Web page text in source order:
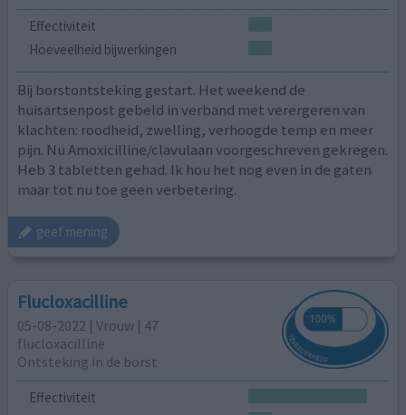
Effectiviteit
Hoeveelheid bijwerkingen
Bij borstontsteking gestart. Het weekend de
huisartsenpost gebeld in verband met verergeren van
klachten: roodheid, zwelling, verhoogde temp en meer
pijn. Nu Amoxicilline/clavulaan voorgeschreven gekregen.
Heb 3 tabletten gehad. Ik hou het nog even in de gaten
maar tot nu toe geen verbetering.
geef mening
Flucloxacilline
05-08-2022 | Vrouw | 47
flucloxacilline
Ontsteking in de borst
Effectiviteit